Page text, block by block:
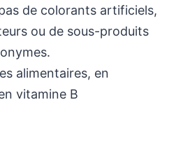
de colorants artificiels,
ou de sous-produits
alimentaires, en
vitamine B